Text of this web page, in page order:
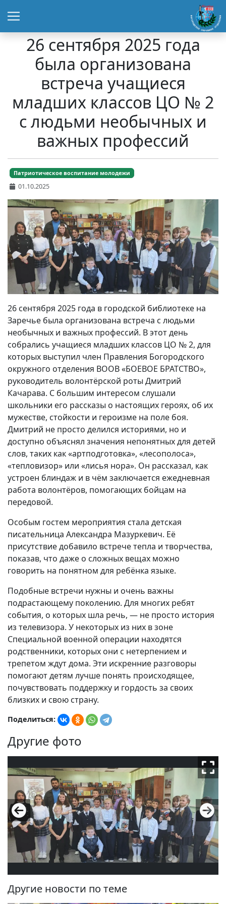
26 сентября 2025 года
была организована
встреча учащиеся
младших классов ЦО № 2
с людьми необычных и
важных профессий
Патриотическое воспитание молодежи
01.10.2025
26 сентября 2025 года в городской библиотеке на
Заречье была организована встреча с людьми
необычных и важных профессий. В этот день
собрались учащиеся младших классов ЦО № 2, для
которых выступил член Правления Богородского
окружного отделения ВООВ «БОЕВОЕ БРАТСТВО»,
руководитель волонтёрской роты Дмитрий
Качарава. С большим интересом слушали
школьники его рассказы о настоящих героях, об их
мужестве, стойкости и героизме на поле боя.
Дмитрий не просто делился историями, но и
доступно объяснял значения непонятных для детей
слов, таких как «артподготовка», «лесополоса»,
«тепловизор» или «лисья нора». Он рассказал, как
устроен блиндаж и в чём заключается ежедневная
работа волонтёров, помогающих бойцам на
передовой.
Особым гостем мероприятия стала детская
писательница Александра Мазуркевич. Её
присутствие добавило встрече тепла и творчества,
показав, что даже о сложных вещах можно
говорить на понятном для ребёнка языке.
Подобные встречи нужны и очень важны
подрастающему поколению. Для многих ребят
события, о которых шла речь, — не просто история
из телевизора. У некоторых из них в зоне
Специальной военной операции находятся
родственники, которых они с нетерпением и
трепетом ждут дома. Эти искренние разговоры
помогают детям лучше понять происходящее,
почувствовать поддержку и гордость за своих
близких и свою страну.
Поделиться:
Другие фото
Другие новости по теме